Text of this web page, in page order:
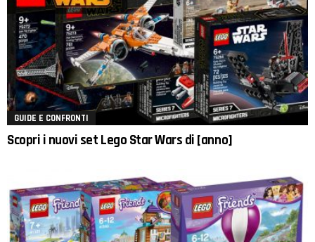
GUIDE E CONFRONTI
Scopri i nuovi set Lego Star Wars di [anno]